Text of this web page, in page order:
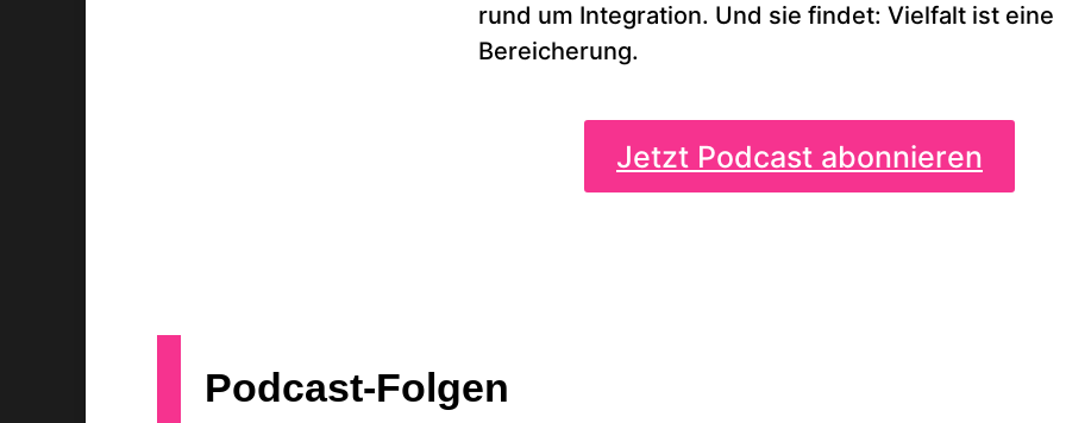
rund um Integration. Und sie findet: Vielfalt ist eine
Bereicherung.
Jetzt Podcast abonnieren
Podcast-Folgen